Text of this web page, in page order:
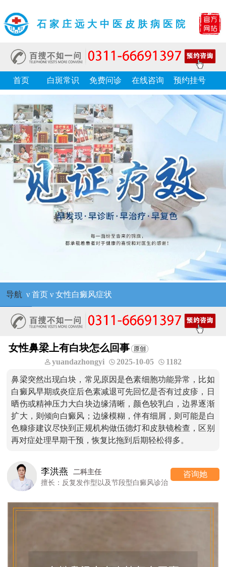
石家庄远大中医皮肤病医院
首页 白斑常识 免费问诊 在线咨询 预约挂号
导航 ν 首页ν 女性白癜风症状
女性鼻梁上有白块怎么回事
yuandazhongyi 2025-10-05 1182
鼻梁突然出现白块，常见原因是色素细胞功能异常，比如
白癜风早期或炎症后色素减退可先回忆是否有过皮疹，日
晒伤或精神压力大白块边缘清晰，颜色较乳白，边界逐渐
扩大，则倾向白癜风；边缘模糊，伴有细屑，则可能是白
色糠疹建议尽快到正规机构做伍德灯和皮肤镜检查，区别
再对症处理早期干预，恢复比拖到后期轻松得多。
李洪燕
二科主任
擅长：反复发作型以及节段型白癜风诊治
咨询她